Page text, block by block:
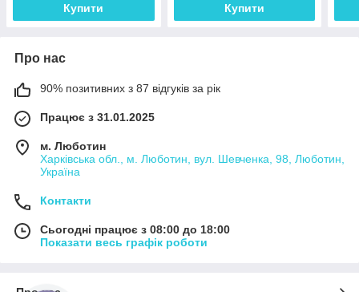
Купити Купити
Про нас
90% позитивних з 87 відгуків за рік
Працює з 31.01.2025
м. Люботин
Харківська обл., м. Люботин, вул. Шевченка, 98, Люботин,
Україна
Контакти
Сьогодні працює з 08:00 до 18:00
Показати весь графік роботи